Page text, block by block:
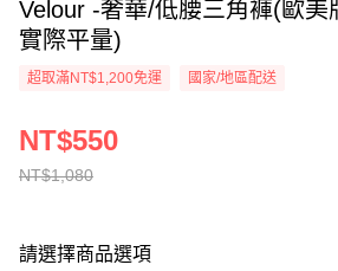
Velour -奢華/低腰三角褲(歐美
實際平量)
超取滿NT$1,200免運 國家/地區配送
NT$1,080
NT$550
請選擇商品選項